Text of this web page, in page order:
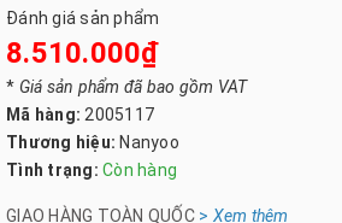
Đánh giá sản phẩm
8.510.000₫
* Giá sản phẩm đã bao gồm VAT
Mã hàng: 2005117
Thương hiệu: Nanyoo
Tình trạng: Còn hàng
GIAO HÀNG TOÀN QUỐC > Xem thêm